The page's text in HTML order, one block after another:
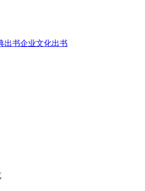
出书企业文化出书